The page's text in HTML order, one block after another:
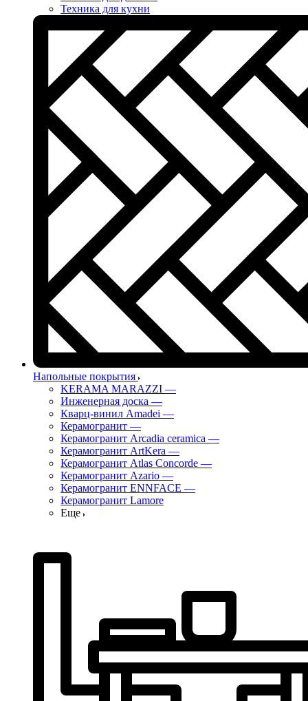
Техника для кухни
Напольные покрытия
KERAMA MARAZZI —
Инженерная доска —
Кварц-винил Amadei —
Керамогранит —
Керамогранит Arcadia ceramica —
Керамогранит ArtKera —
Керамогранит Atlas Concorde —
Керамогранит Azario —
Керамогранит ENNFACE —
Керамогранит Lamore
Еще